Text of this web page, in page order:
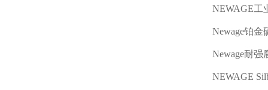
NEWAGE工
Newage铂金
Newage耐强
NEWAGE